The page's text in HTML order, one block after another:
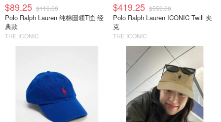
$89.25 $119.00
Polo Ralph Lauren 纯棉圆领T恤 经
典款
THE ICONIC
$419.25 $559.00
Polo Ralph Lauren ICONIC Twill 夹
克
THE ICONIC